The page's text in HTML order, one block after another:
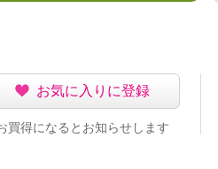
お気に入りに登録
買得になるとお知らせします